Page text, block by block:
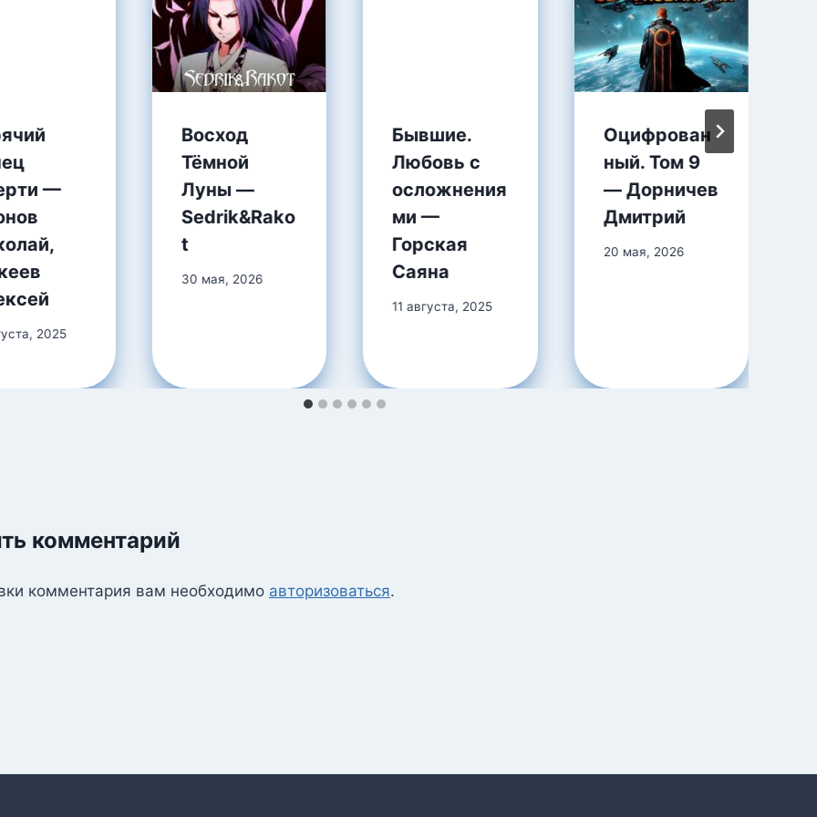
—
2025
Восход
Тёмной
Луны —
Sedrik&Rako
t
30 мая, 2026
Бывшие.
Любовь с
осложнения
ми —
Горская
Саяна
11 августа, 2025
Оцифрован
ный. Том 9
— Дорничев
Дмитрий
20 мая, 2026
комментарий
комментария вам необходимо авторизоваться.